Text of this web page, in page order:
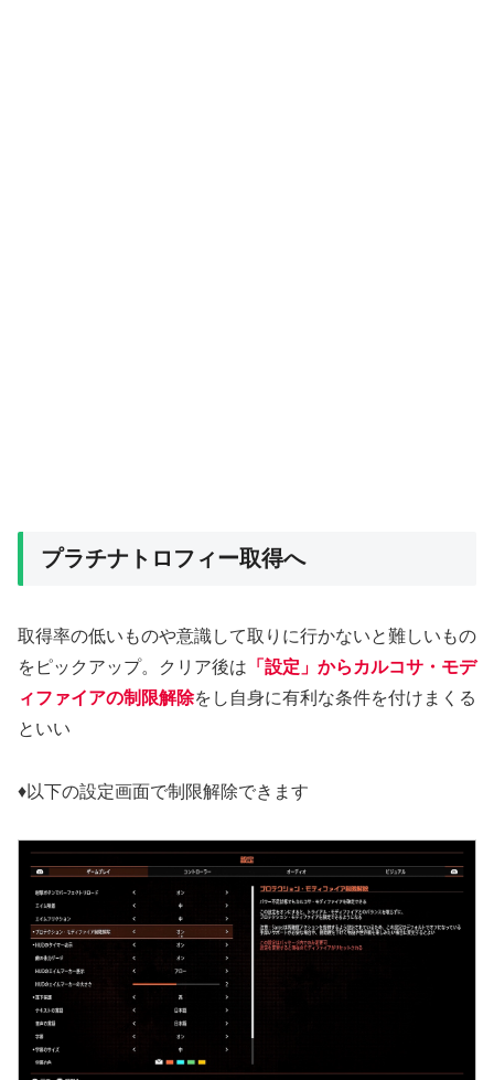
プラチナトロフィー取得へ
取得率の低いものや意識して取りに行かないと難しいもの
をピックアップ。クリア後は 「設定」からカルコサ・モデ
ィファイアの制限解除をし自身に有利な条件を付けまくる
といい
♦以下の設定画面で制限解除できます